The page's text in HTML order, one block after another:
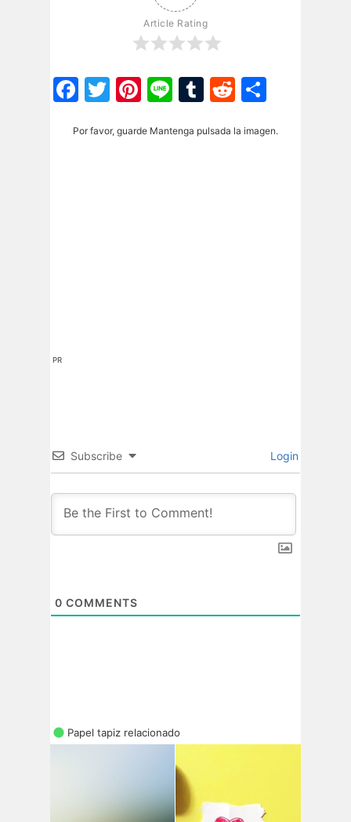
Article Rating
Facebook
Twitter
Pinterest
LineTumblr
Reddit
Por favor, guarde Mantenga pulsada la imagen.
PR
Subscribe Login
0 COMMENTS
Papel tapiz relacionado